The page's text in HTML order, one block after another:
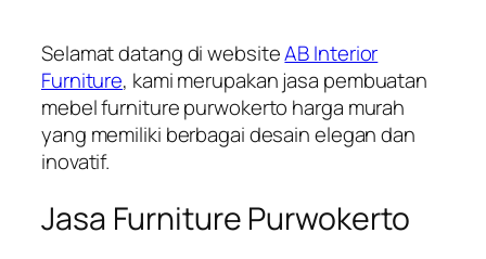
Selamat datang di websiteAB Interior
Furniture, kami merupakan jasa pembuatan
mebel furniture purwokerto harga murah
yang memiliki berbagai desain elegan dan
inovatif.
Jasa Furniture Purwokerto